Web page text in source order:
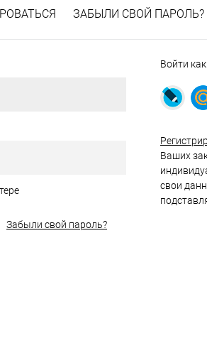
ЗАБЫЛИ СВОЙ ПАРОЛЬ?
Забыли свой пароль?
Войти
Ваших
свои